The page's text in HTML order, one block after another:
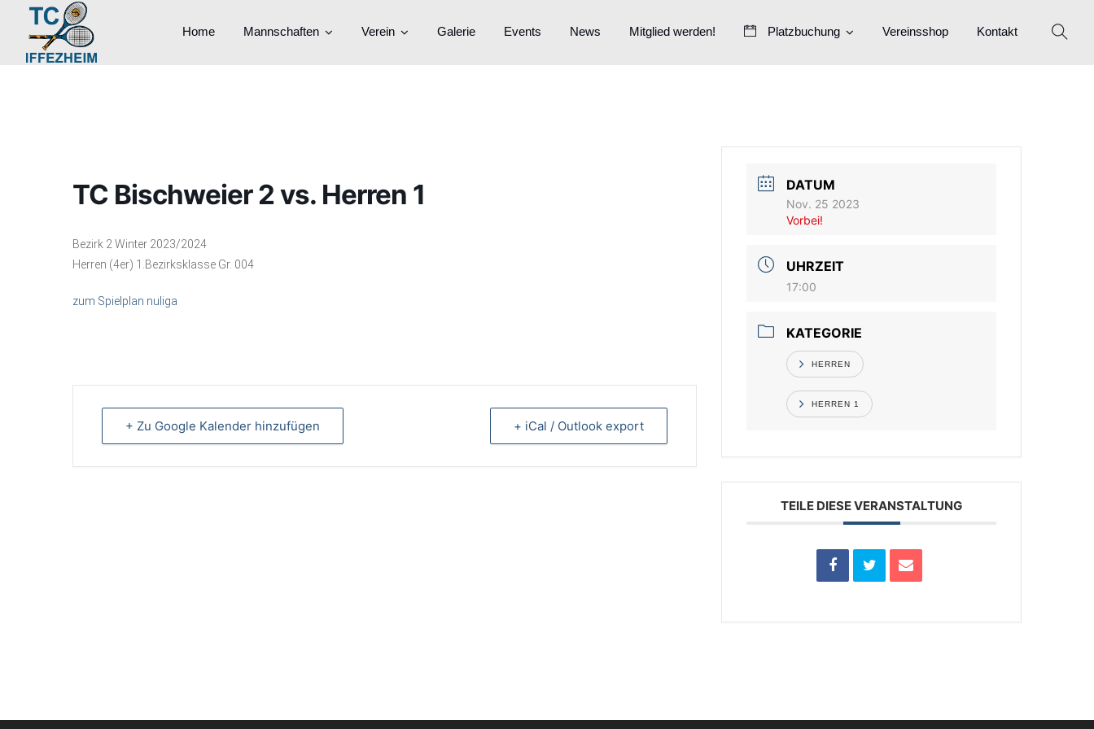
Home Mannschaften Verein Galerie Events News Mitglied werden! Platzbuchung Vereinsshop Kontakt
TC Bischweier 2 vs. Herren 1
Bezirk 2 Winter 2023/2024
Herren (4er) 1.Bezirksklasse Gr. 004
zum Spielplan nuliga
+ Zu Google Kalender hinzufügen + iCal / Outlook export
DATUM
Nov. 25 2023
Vorbei!
UHRZEIT
17:00
KATEGORIE
HERREN
HERREN 1
TEILE DIESE VERANSTALTUNG